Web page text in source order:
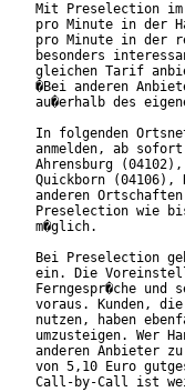
Mit Preselection im
pro Minute in der
pro Minute in der
besonders
gleichen Tarif
�Bei anderen
au�erhalb des
In folgenden
anmelden, ab sofort
Ahrensburg
Quickborn (04106),
anderen
Preselection wie
m�glich.
Bei Preselection
ein. Die
Ferngespr�che und
voraus. Kunden,
nutzen, haben
umzusteigen. Wer
anderen Anbieter zu
von 5,10 Euro
Call-by-Call ist